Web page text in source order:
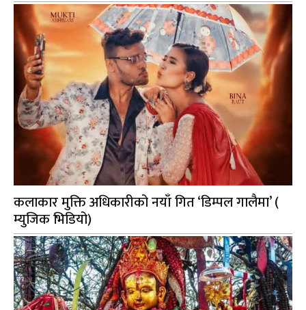
कलाकार मुक्ति अधिकारीको नयाँ गित ‘डिम्पल गालैमा’ (
म्युजिक भिडियो)